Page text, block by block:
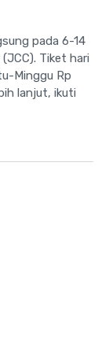
pada 6-14
Tiket hari
Minggu Rp
lanjut, ikuti